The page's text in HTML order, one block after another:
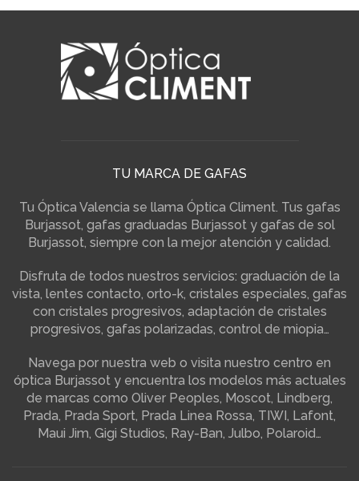
TU MARCA DE GAFAS
Tu Óptica Valencia se llama Óptica Climent. Tus gafas
Burjassot, gafas graduadas Burjassot y gafas de sol
Burjassot, siempre con la mejor atención y calidad.
Disfruta de todos nuestros servicios: graduación de la
vista, lentes contacto, orto-k, cristales especiales, gafas
con cristales progresivos, adaptación de cristales
progresivos, gafas polarizadas, control de miopia…
Navega por nuestra web o visita nuestro centro en
óptica Burjassot y encuentra los modelos más actuales
de marcas como Oliver Peoples, Moscot, Lindberg,
Prada, Prada Sport, Prada Linea Rossa, TIWI, Lafont,
Maui Jim, Gigi Studios, Ray-Ban, Julbo, Polaroid…